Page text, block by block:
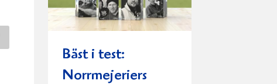
Bäst i test:
Norrmejeriers